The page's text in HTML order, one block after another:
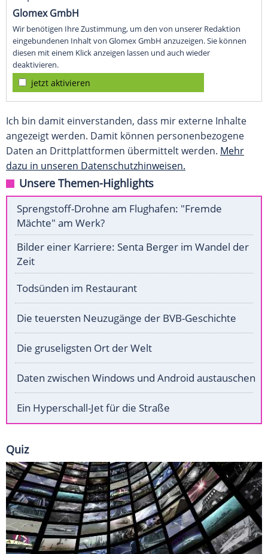
Glomex GmbH
Wir benötigen Ihre Zustimmung, um den von unserer Redaktion
eingebundenen Inhalt von Glomex GmbH anzuzeigen. Sie können
diesen mit einem Klick anzeigen lassen und auch wieder
deaktivieren.
jetzt aktivieren
Ich bin damit einverstanden, dass mir externe Inhalte
angezeigt werden. Damit können personenbezogene
Daten an Drittplattformen übermittelt werden. Mehr
dazu in unseren Datenschutzhinweisen.
Unsere Themen-Highlights
Sprengstoff-Drohne am Flughafen: "Fremde
Mächte" am Werk?
Bilder einer Karriere: Senta Berger im Wandel der
Zeit
Todsünden im Restaurant
Die teuersten Neuzugänge der BVB-Geschichte
Die gruseligsten Ort der Welt
Daten zwischen Windows und Android austauschen
Ein Hyperschall-Jet für die Straße
Quiz